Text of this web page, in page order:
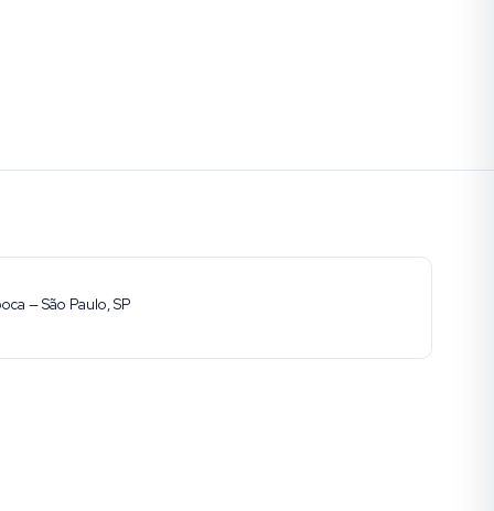
— São Paulo, SP